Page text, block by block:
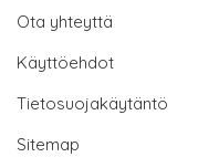
Ota yhteyttä
Käyttöehdot
Tietosuojakäytäntö
Sitemap